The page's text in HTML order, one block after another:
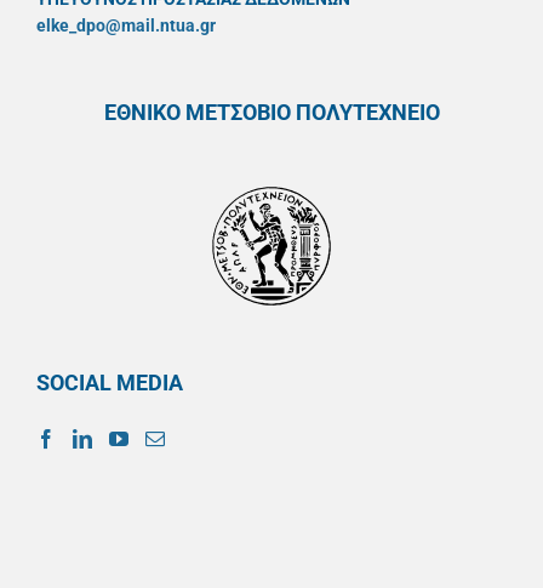
elke_dpo@mail.ntua.gr
ΕΘΝΙΚΟ ΜΕΤΣΟΒΙΟ ΠΟΛΥΤΕΧΝΕΙΟ
SOCIAL MEDIA